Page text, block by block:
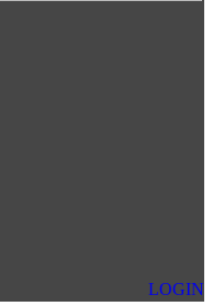
LOGIN